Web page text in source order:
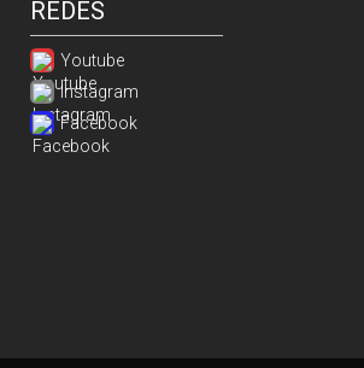
REDES
Youtube
Instagram
Facebook